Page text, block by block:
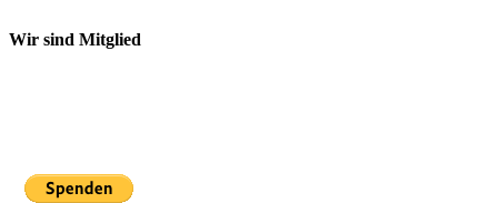
Wir sind Mitglied